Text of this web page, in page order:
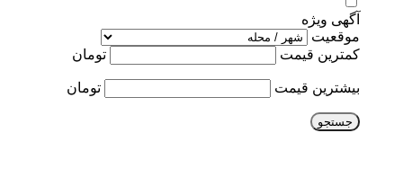
آگهی ویژه
موقعیت
کمترین قیمت
تومان
بیشترین قیمت تومان
جستجو